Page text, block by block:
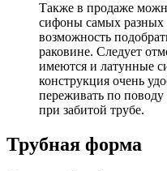
Также в продаже
сифоны самых разных
возможность
раковине. Следует
имеются и латунные
конструкция очень
переживать по
при забитой трубе.
Трубная форма